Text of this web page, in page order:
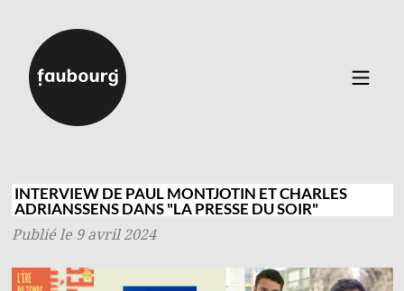
Auteurs
Événements
À propos
INTERVIEW DE PAUL MONTJOTIN ET CHARLES
ADRIANSSENS DANS "LA PRESSE DU SOIR"
Publié le 9 avril 2024